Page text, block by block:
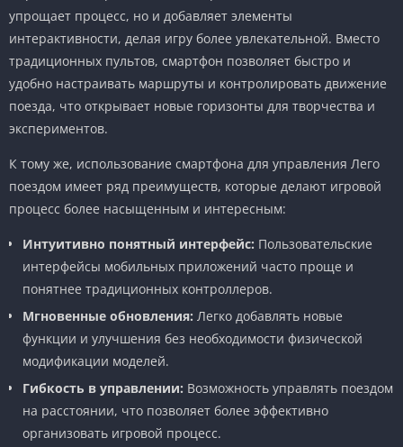
упрощает процесс, но и добавляет элементы
интерактивности, делая игру более увлекательной. Вместо
традиционных пультов, смартфон позволяет быстро и
удобно настраивать маршруты и контролировать движение
поезда, что открывает новые горизонты для творчества и
экспериментов.
К тому же, использование смартфона для управления Лего
поездом имеет ряд преимуществ, которые делают игровой
процесс более насыщенным и интересным:
Интуитивно понятный интерфейс: Пользовательские
интерфейсы мобильных приложений часто проще и
понятнее традиционных контроллеров.
Мгновенные обновления: Легко добавлять новые
функции и улучшения без необходимости физической
модификации моделей.
Гибкость в управлении: Возможность управлять поездом
на расстоянии, что позволяет более эффективно
организовать игровой процесс.